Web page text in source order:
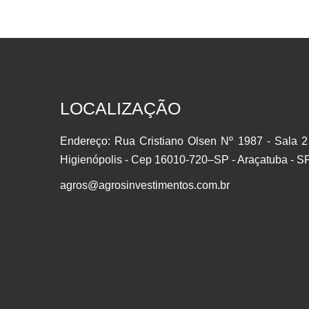
em ações você se torna sócio de uma grande
empresa que é negociado em bolsa. É
considerado um investimento em…
LOCALIZAÇÃO
Endereço: Rua Cristiano Olsen Nº 1987 - Sala
Higienópolis - Cep 16010-720–SP - Araçatuba -
agros@agrosinvestimentos.com.br